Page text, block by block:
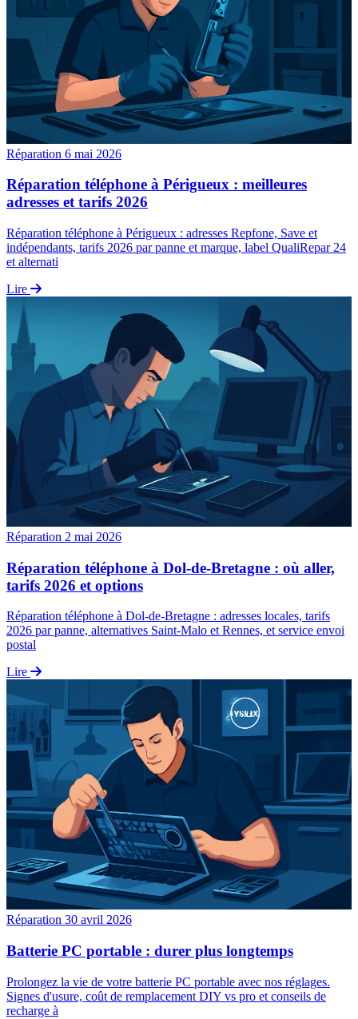
Réparation 6 mai 2026
Réparation téléphone à Périgueux : meilleures
adresses et tarifs 2026
Réparation téléphone à Périgueux : adresses Repfone, Save et
indépendants, tarifs 2026 par panne et marque, label QualiRepar 24
et alternati
Lire
Réparation 2 mai 2026
Réparation téléphone à Dol-de-Bretagne : où aller,
tarifs 2026 et options
Réparation téléphone à Dol-de-Bretagne : adresses locales, tarifs
2026 par panne, alternatives Saint-Malo et Rennes, et service envoi
postal
Lire
Réparation 30 avril 2026
Batterie PC portable : durer plus longtemps
Prolongez la vie de votre batterie PC portable avec nos réglages.
Signes d'usure, coût de remplacement DIY vs pro et conseils de
recharge à